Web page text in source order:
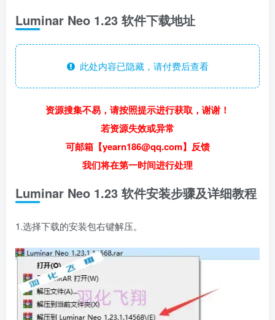
Luminar Neo 1.23 软件下载地址
此处内容已隐藏，请付费后查看
资源搜集不易，请按照提示进行获取，谢谢！
若资源失效或异常
可邮箱【yearn186@qq.com】反馈
我们将在第一时间进行处理
Luminar Neo 1.23 软件安装步骤及详细教程
1.选择下载的安装包右键解压。